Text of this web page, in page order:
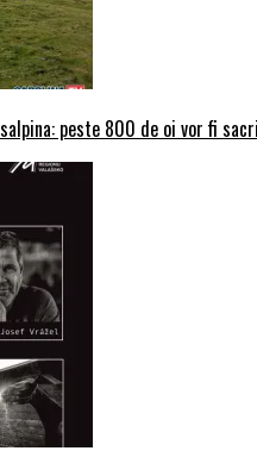
peste 800 de oi vor fi